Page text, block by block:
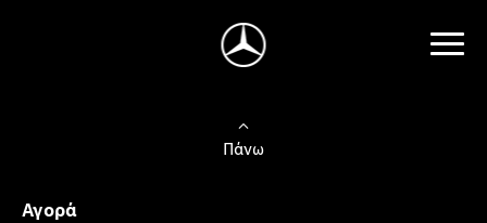
Πάνω
Αγορά